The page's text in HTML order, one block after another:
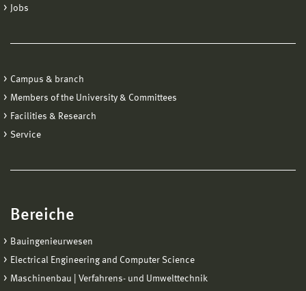
Jobs
Campus & branch
Members of the University & Committees
Facilities & Research
Service
Bereiche
Bauingenieurwesen
Electrical Engineering and Computer Science
Maschinenbau | Verfahrens- und Umwelttechnik